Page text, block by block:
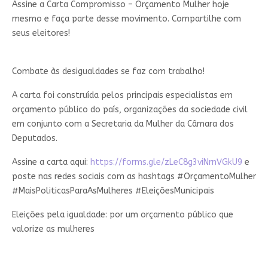
Assine a Carta Compromisso – Orçamento Mulher hoje
mesmo e faça parte desse movimento. Compartilhe com
seus eleitores!
Combate às desigualdades se faz com trabalho!
A carta foi construída pelos principais especialistas em
orçamento público do país, organizações da sociedade civil
em conjunto com a Secretaria da Mulher da Câmara dos
Deputados.
Assine a carta aqui: https://forms.gle/zLeC8g3viNrnVGkU9 e
poste nas redes sociais com as hashtags #OrçamentoMulher
#MaisPoliticasParaAsMulheres #EleiçõesMunicipais
Eleições pela igualdade: por um orçamento público que
valorize as mulheres